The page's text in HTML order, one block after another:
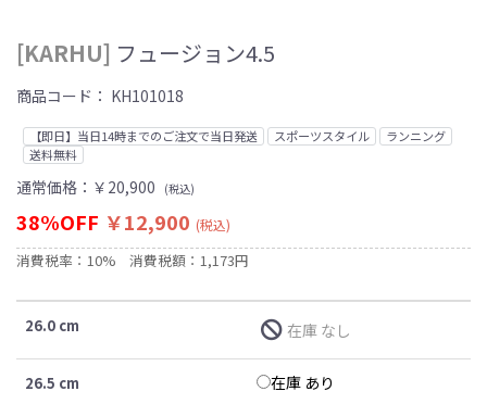
[KARHU] フュージョン4.5
商品コード： KH101018
【即日】当日14時までのご注文で当日発送 スポーツスタイル
ランニング
送料無料
通常価格： ￥20,900 (税込)
38%OFF ￥12,900 (税込)
消費税率：10% 消費税額：1,173円
26.0 cm 在庫 なし
26.5 cm
在庫 あり